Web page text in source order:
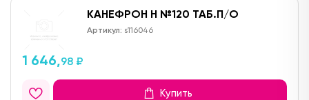
КАНЕФРОН Н №120 ТАБ.П/О
Артикул: s116046
1 646,98 ₽
Купить